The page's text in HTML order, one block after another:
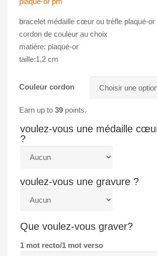
bracelet médaille cœur ou trèfle plaqué-or
cordon de couleur au choix
matière: plaqué-or
taille:1,2 cm
Couleur cordon
Earn up to 39points.
voulez-vous une médaille
?
voulez-vous une gravure ?
Que voulez-vous graver?
1 mot recto/1 mot verso